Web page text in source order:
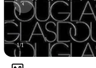
1/1